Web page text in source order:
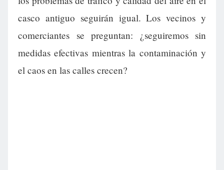
casco antiguo seguirán igual. Los vecinos y
comerciantes se preguntan: ¿seguiremos sin
medidas efectivas mientras la contaminación y
el caos en las calles crecen?